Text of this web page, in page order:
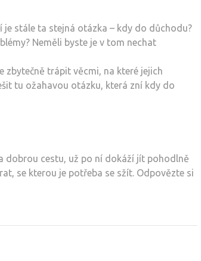
stále ta stejná otázka – kdy do důchodu?
Neměli byste je v tom nechat
zbytečně trápit věcmi, na které jejich
tu ožahavou otázku, která zní kdy do
dobrou cestu, už po ní dokáží jít pohodlně
se kterou je potřeba se sžít. Odpovězte si